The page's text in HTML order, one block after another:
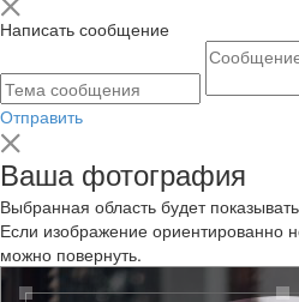
Написать сообщение
Отправить
Ваша фотография
Выбранная область будет
Если изображение ориентированно
можно повернуть.